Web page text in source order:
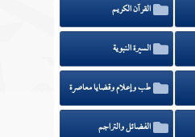
القرآن الكريم
السيرة النبوية
طب وإعلام وقضايا معاصرة
الفضائل والتراجم